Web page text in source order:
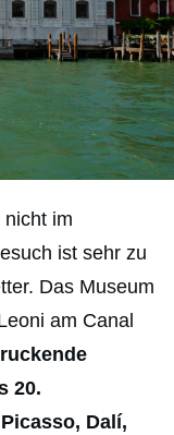
im
ist sehr zu
Das Museum
am Canal
20.
Picasso, Dalí,